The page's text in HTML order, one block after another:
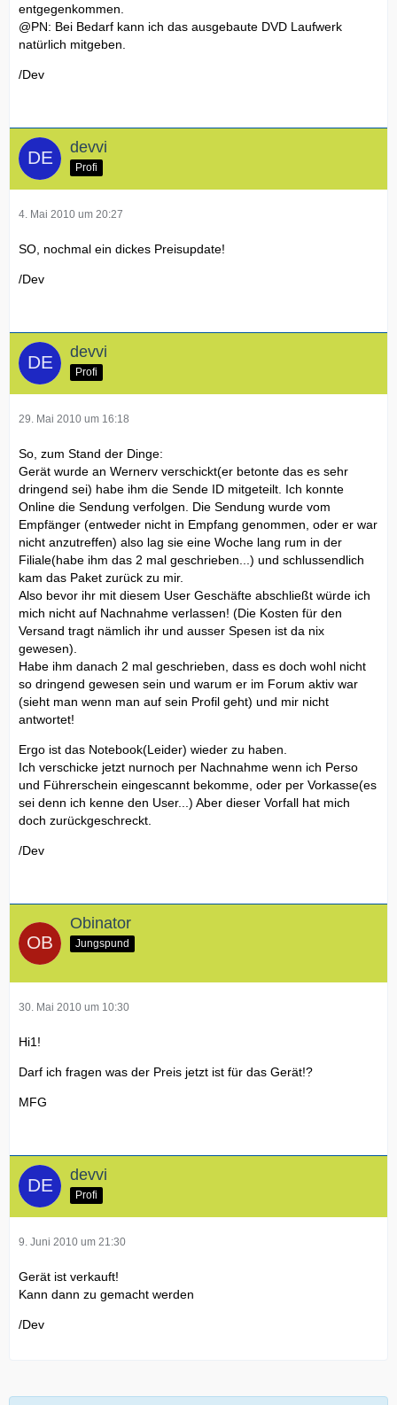
entgegenkommen.
@PN: Bei Bedarf kann ich das ausgebaute DVD Laufwerk
natürlich mitgeben.
/Dev
devvi
Profi
4. Mai 2010 um 20:27
SO, nochmal ein dickes Preisupdate!
/Dev
devvi
Profi
29. Mai 2010 um 16:18
So, zum Stand der Dinge:
Gerät wurde an Wernerv verschickt(er betonte das es sehr
dringend sei) habe ihm die Sende ID mitgeteilt. Ich konnte
Online die Sendung verfolgen. Die Sendung wurde vom
Empfänger (entweder nicht in Empfang genommen, oder er war
nicht anzutreffen) also lag sie eine Woche lang rum in der
Filiale(habe ihm das 2 mal geschrieben...) und schlussendlich
kam das Paket zurück zu mir.
Also bevor ihr mit diesem User Geschäfte abschließt würde ich
mich nicht auf Nachnahme verlassen! (Die Kosten für den
Versand tragt nämlich ihr und ausser Spesen ist da nix
gewesen).
Habe ihm danach 2 mal geschrieben, dass es doch wohl nicht
so dringend gewesen sein und warum er im Forum aktiv war
(sieht man wenn man auf sein Profil geht) und mir nicht
antwortet!
Ergo ist das Notebook(Leider) wieder zu haben.
Ich verschicke jetzt nurnoch per Nachnahme wenn ich Perso
und Führerschein eingescannt bekomme, oder per Vorkasse(es
sei denn ich kenne den User...) Aber dieser Vorfall hat mich
doch zurückgeschreckt.
/Dev
Obinator
Jungspund
30. Mai 2010 um 10:30
Hi1!
Darf ich fragen was der Preis jetzt ist für das Gerät!?
MFG
devvi
Profi
9. Juni 2010 um 21:30
Gerät ist verkauft!
Kann dann zu gemacht werden
/Dev